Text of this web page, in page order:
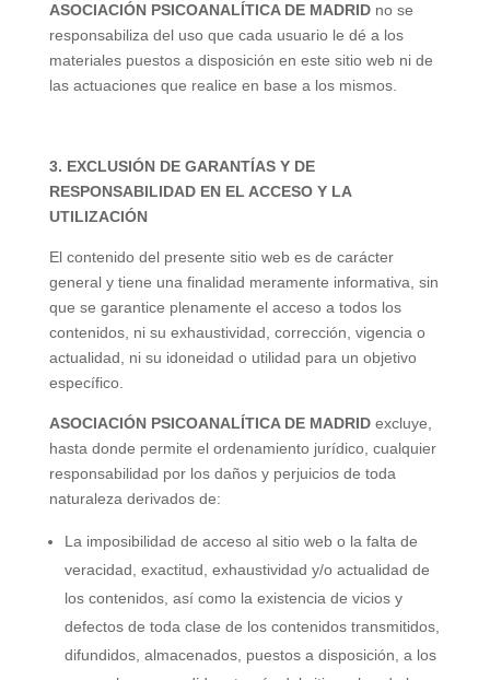
ASOCIACIÓN PSICOANALÍTICA DE MADRID no se
responsabiliza del uso que cada usuario le dé a los
materiales puestos a disposición en este sitio web ni de
las actuaciones que realice en base a los mismos.
3. EXCLUSIÓN DE GARANTÍAS Y DE
RESPONSABILIDAD EN EL ACCESO Y LA
UTILIZACIÓN
El contenido del presente sitio web es de carácter
general y tiene una finalidad meramente informativa, sin
que se garantice plenamente el acceso a todos los
contenidos, ni su exhaustividad , corrección, vigencia o
actualidad, ni su idoneidad o utilidad para un objetivo
específico.
ASOCIACIÓN PSICOANALÍTICA DE MADRID excluye,
hasta donde permite el ordenamiento jurídico, cualquier
responsabilidad por los daños y perjuicios de toda
naturaleza derivados de:
La imposibilidad de acceso al sitio web o la falta de
veracidad, exactitud, exhaustividad y/o actualidad de
los contenidos, así como la existencia de vicios y
defectos de toda clase de los contenidos transmitidos,
difundidos, almacenados, puestos a disposición, a los